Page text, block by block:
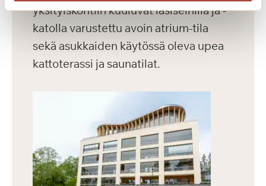
yksityiskohtiin kuuluvat lasiseinillä ja -
katolla varustettu avoin atrium-tila
sekä asukkaiden käytössä oleva upea
kattoterassi ja saunatilat.